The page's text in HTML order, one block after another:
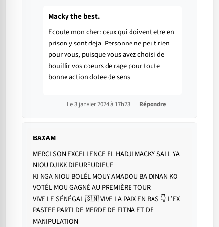
Macky the best.
Ecoute mon cher: ceux qui doivent etre en
prison y sont deja. Personne ne peut rien
pour vous, puisque vous avez choisi de
bouillir vos coeurs de rage pour toute
bonne action dotee de sens.
Le 3 janvier 2024 à 17h23 Répondre
BAXAM
MERCI SON EXCELLENCE EL HADJI MACKY SALL YA
NIOU DJIKK DIEUREUDIEUF
KI NGA NIOU BOLÉL MOUY AMADOU BA DINAN KO
VOTÉL MOU GAGNÉ AU PREMIÈRE TOUR
VIVE LE SÉNÉGAL 🇸🇳 VIVE LA PAIX EN BAS 👇 L’EX
PASTEF PARTI DE MERDE DE FITNA ET DE
MANIPULATION